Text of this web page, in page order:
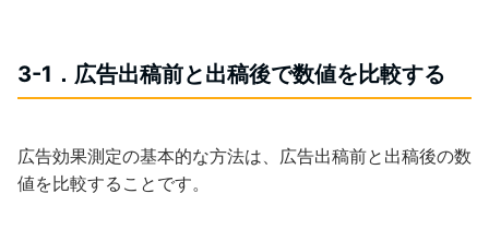
3-1．広告出稿前と出稿後で数値を比較する
広告効果測定の基本的な方法は、広告出稿前と出稿後の数
値を比較することです。